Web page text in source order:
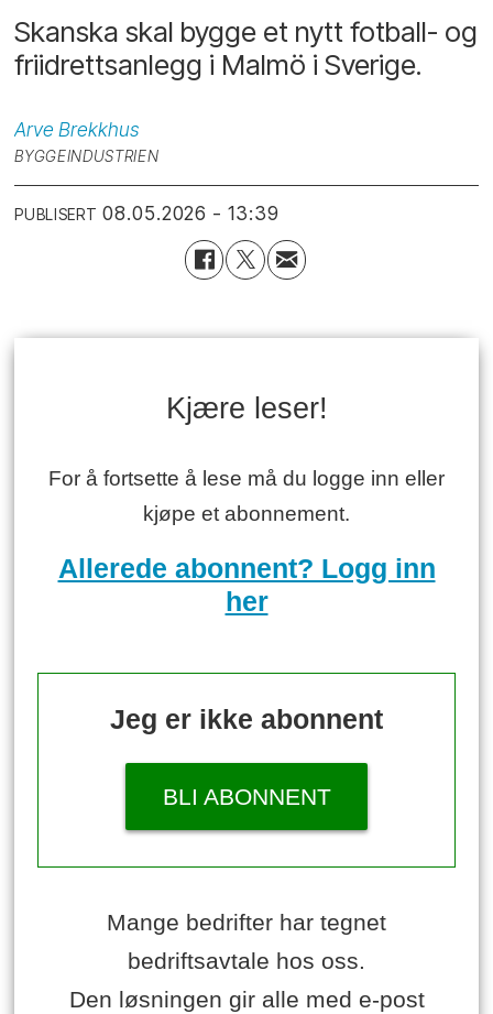
Skanska skal bygge et nytt fotball- og
friidrettsanlegg i Malmö i Sverige.
Arve Brekkhus
BYGGEINDUSTRIEN
PUBLISERT 08.05.2026 - 13:39
Kjære leser!
For å fortsette å lese må du logge inn eller
kjøpe et abonnement.
Allerede abonnent? Logg inn
her
Jeg er ikke abonnent
BLI ABONNENT
Mange bedrifter har tegnet
bedriftsavtale hos oss.
Den løsningen gir alle med e-post